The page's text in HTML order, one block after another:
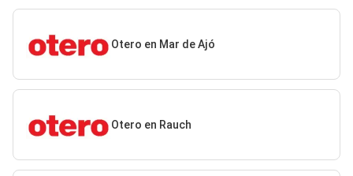
Otero en Mar de Ajó
Otero en Rauch